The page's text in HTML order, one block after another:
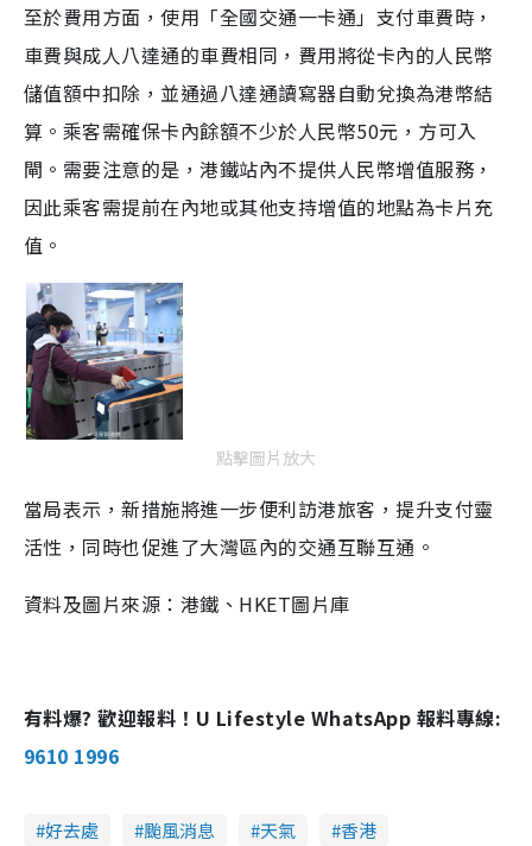
至於費用方面，使用「全國交通一卡通」支付車費時，
車費與成人八達通的車費相同，費用將從卡內的人民幣
儲值額中扣除，並通過八達通讀寫器自動兌換為港幣結
算。乘客需確保卡內餘額不少於人民幣50元，方可入
閘。需要注意的是，港鐵站內不提供人民幣增值服務，
因此乘客需提前在內地或其他支持增值的地點為卡片充
值。
點擊圖片放大
當局表示，新措施將進一步便利訪港旅客，提升支付靈
活性，同時也促進了大灣區內的交通互聯互通。
資料及圖片來源：港鐵、HKET圖片庫
有料爆? 歡迎報料！U Lifestyle WhatsApp 報料專線:
9610 1996
好去處 颱風消息 天氣 香港